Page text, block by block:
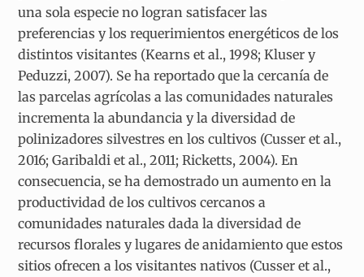
una sola especie no logran satisfacer las
preferencias y los requerimientos energéticos de los
distintos visitantes (Kearns et al., 1998; Kluser y
Peduzzi, 2007). Se ha reportado que la cercanía de
las parcelas agrícolas a las comunidades naturales
incrementa la abundancia y la diversidad de
polinizadores silvestres en los cultivos (Cusser et al.,
2016; Garibaldi et al., 2011; Ricketts, 2004). En
consecuencia, se ha demostrado un aumento en la
productividad de los cultivos cercanos a
comunidades naturales dada la diversidad de
recursos florales y lugares de anidamiento que estos
sitios ofrecen a los visitantes nativos (Cusser et al.,